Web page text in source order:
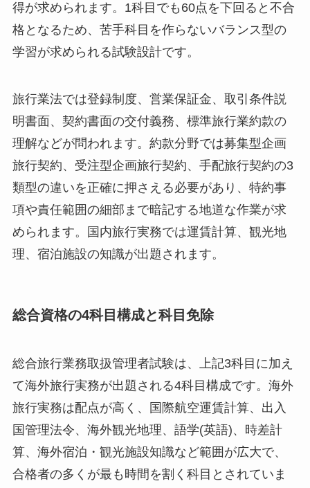
得が求められます。1科目でも60点を下回ると不合
格となるため、苦手科目を作らないバランス型の
学習が求められる試験設計です。
旅行業法では登録制度、営業保証金、取引条件説
明書面、契約書面の交付義務、標準旅行業約款の
理解などが問われます。約款分野では募集型企画
旅行契約、受注型企画旅行契約、手配旅行契約の3
類型の違いを正確に押さえる必要があり、特約事
項や責任範囲の細部まで暗記する地道な作業が求
められます。国内旅行実務では運賃計算、観光地
理、宿泊施設の知識が出題されます。
総合資格の4科目構成と科目免除
総合旅行業務取扱管理者試験は、上記3科目に加え
て海外旅行実務が出題される4科目構成です。海外
旅行実務は配点が高く、国際航空運賃計算、出入
国管理法令、海外観光地理、語学(英語)、時差計
算、海外宿泊・観光施設知識など範囲が広大で、
合格者の多くが最も時間を割く科目とされていま